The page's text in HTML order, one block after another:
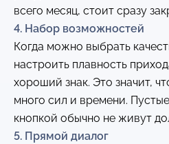
всего месяц, стоит сразу
4. Набор возможностей
Когда можно выбрать
настроить плавность
хороший знак. Это значит,
много сил и времени.
кнопкой обычно не живут
5. Прямой диалог